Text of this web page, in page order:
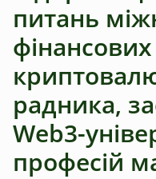
питань
фінансових
радника,
Web3-
професій‌